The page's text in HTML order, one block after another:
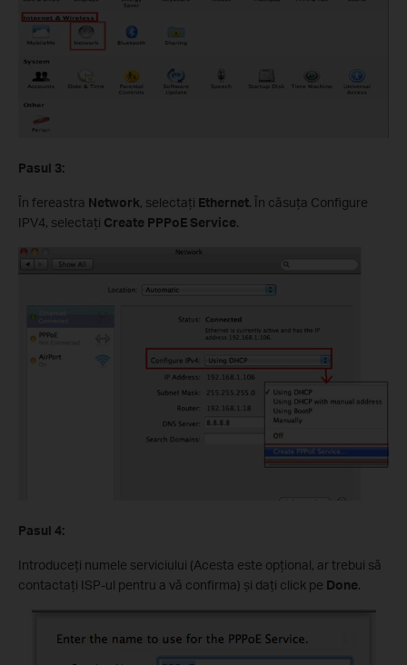
Pasul 3:
În fereastra Network, selectaţi Ethernet. În căsuţa Configure
IPV4, selectaţi Create PPPoE Service.
Pasul 4:
Introduceţi numele serviciului (Acesta este opţional, ar trebui să
contactaţi ISP-ul pentru a vă confirma) şi daţi click pe Done.